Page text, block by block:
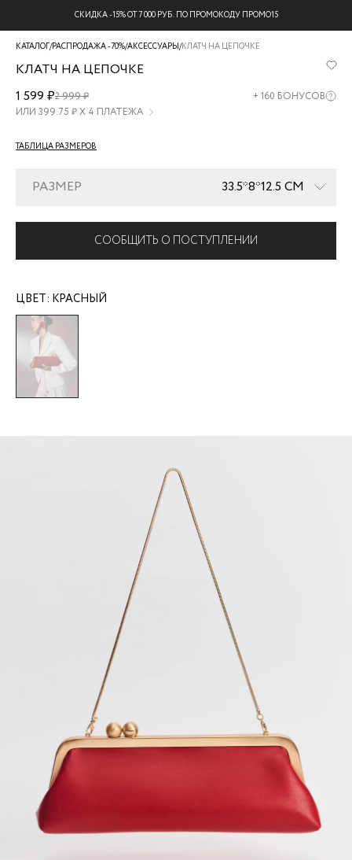
БЕСПЛАТНАЯ ДОСТАВКА НА ВСЕ ЗАКАЗЫ
КАТАЛОГ/РАСПРОДАЖА -70%/АКСЕССУАРЫ/КЛАТЧ НА ЦЕПОЧКЕ
КЛАТЧ НА ЦЕПОЧКЕ
ZR2605031701-
70
1 599 ₽2 999 ₽ +160 БОНУСОВ
ИЛИ 399.75 ₽ Х 4 ПЛАТЕЖА
ТАБЛИЦА РАЗМЕРОВ
РАЗМЕР 33.5*8*12.5 СМ
СООБЩИТЬ О ПОСТУПЛЕНИИ
ЦВЕТ: КРАСНЫЙ